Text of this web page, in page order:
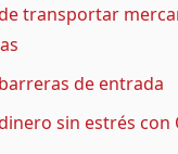
transportar
de entrada
sin estrés con